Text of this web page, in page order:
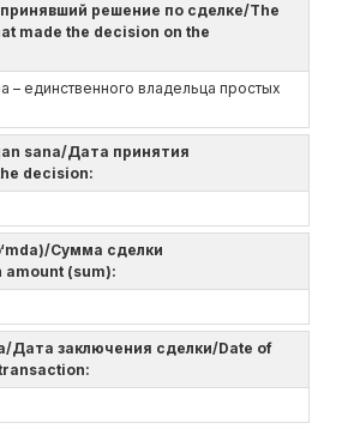
решение по сделке/The
made the decision on the
– единственного владельца простых
sana/Дата принятия
decision:
Сумма сделки
(sum):
Дата заключения сделки/Date of